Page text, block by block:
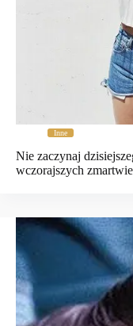
Inne
Nie zaczynaj
wczorajszych